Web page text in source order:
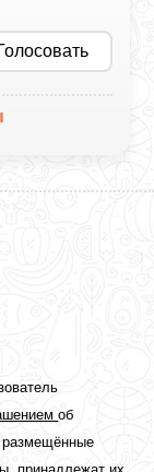
об
размещённые